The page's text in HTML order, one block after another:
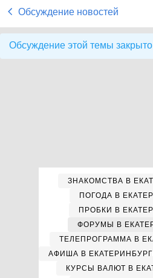
Обсуждение новостей
Обсуждение этой темы
ЗНАКОМСТВА В
ПОГОДА В
ПРОБКИ В
ФОРУМЫ В
ТЕЛЕПРОГРАММА В
АФИША В
КУРСЫ ВАЛЮТ В